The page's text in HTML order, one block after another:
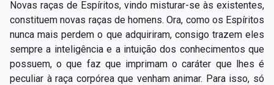
Novas raças de Espíritos, vindo misturar­-se às existentes,
constituem novas raças de homens. Ora, como os Espíritos
nunca mais perdem o que adquiriram, consigo trazem eles
sempre a inteligência e a intuição dos conhecimentos que
possuem, o que faz que imprimam o caráter que lhes é
peculiar à raça corpórea que venham animar. Para isso, só